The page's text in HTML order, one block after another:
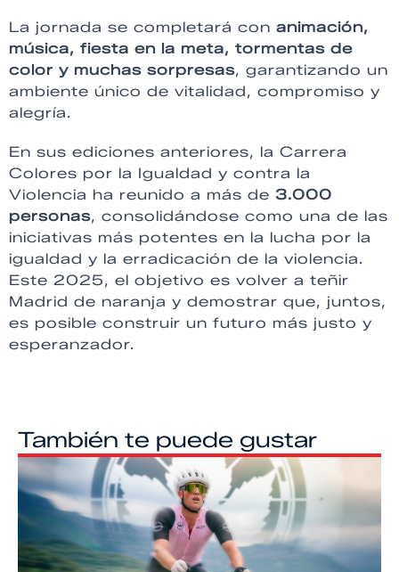
La jornada se completará con animación,
música, fiesta en la meta, tormentas de
color y muchas sorpresas, garantizando un
ambiente único de vitalidad, compromiso y
alegría.
En sus ediciones anteriores, la Carrera
Colores por la Igualdad y contra la
Violencia ha reunido a más de 3.000
personas, consolidándose como una de las
iniciativas más potentes en la lucha por la
igualdad y la erradicación de la violencia.
Este 2025, el objetivo es volver a teñir
Madrid de naranja y demostrar que, juntos,
es posible construir un futuro más justo y
esperanzador.
También te puede gustar